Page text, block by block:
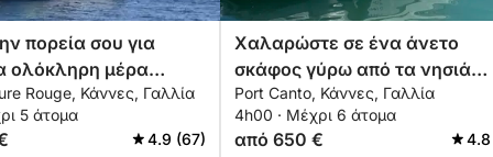
πορεία σου για
ολόκληρη μέρα
ιστιοπλοΐας στις
Rouge, Κάννες, Γαλλία
5 άτομα
4.9 (67)
Χαλαρώστε σε ένα άνετο
σκάφος γύρω από τα νησιά
Lérins για 4 ώρες. Ειδική
έκπτωση για ζευγάρια!
Port Canto, Κάννες, Γαλλία
4h00 · Μέχρι 6 άτομα
από 650 € 4.8